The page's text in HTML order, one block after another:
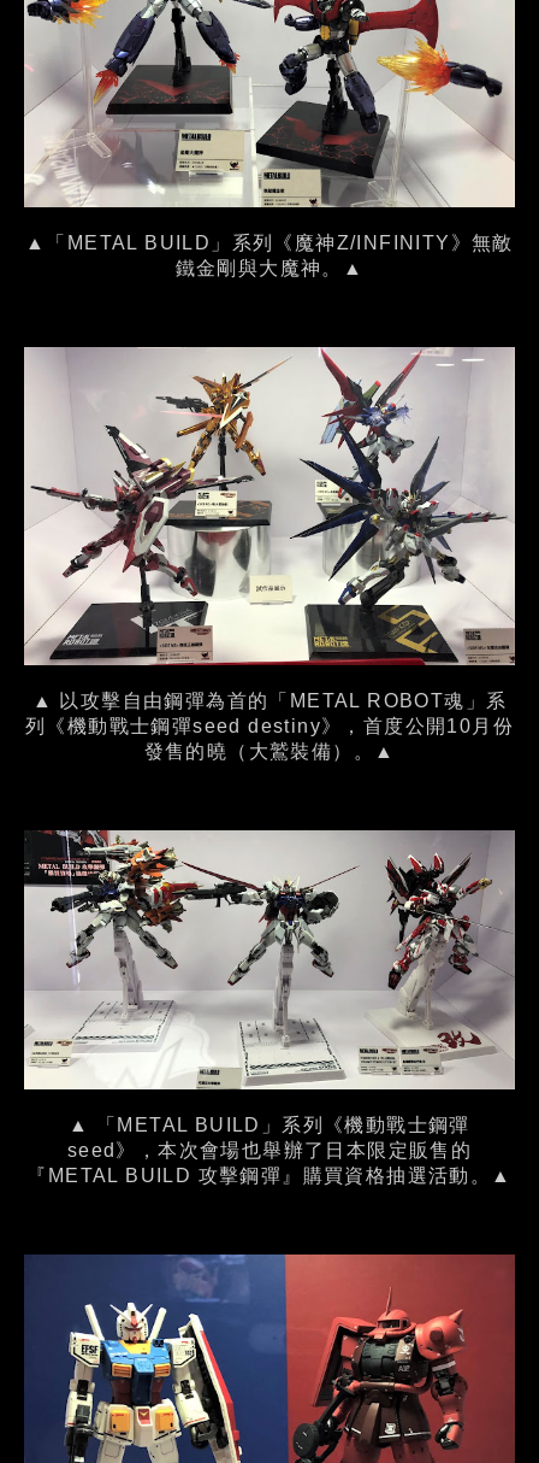
▲「METAL BUILD」系列《魔神Z/INFINITY》無敵
鐵金剛與大魔神。▲
▲ 以攻擊自由鋼彈為首的「METAL ROBOT魂」系
列《機動戰士鋼彈seed destiny》，首度公開10月份
發售的曉（大鷲裝備）。▲
▲ 「METAL BUILD」系列《機動戰士鋼彈
seed》，本次會場也舉辦了日本限定販售的
『METAL BUILD 攻擊鋼彈』購買資格抽選活動。▲